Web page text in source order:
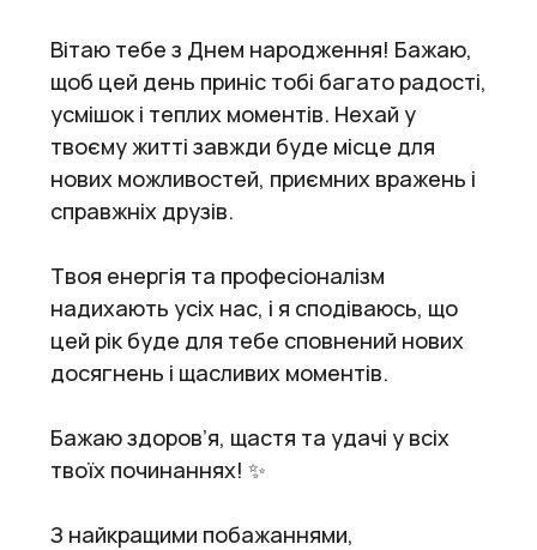
Вітаю тебе з Днем народження! Бажаю,
щоб цей день приніс тобі багато радості,
усмішок і теплих моментів. Нехай у
твоєму житті завжди буде місце для
нових можливостей, приємних вражень і
справжніх друзів.
Твоя енергія та професіоналізм
надихають усіх нас, і я сподіваюсь, що
цей рік буде для тебе сповнений нових
досягнень і щасливих моментів.
Бажаю здоров’я, щастя та удачі у всіх
твоїх починаннях! ✨
З найкращими побажаннями,